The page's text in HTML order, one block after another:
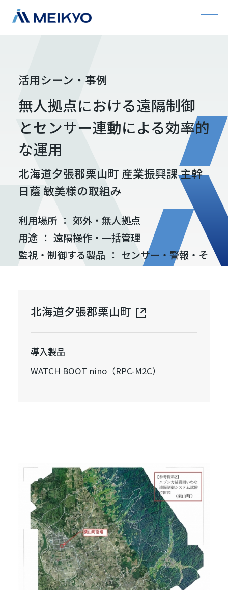
活用シーン・事例
無人拠点における遠隔制御
とセンサー連動による効率的
な運用
北海道夕張郡栗山町 産業振興課 主幹
日蔭 敏美様の取組み
利用場所 ： 郊外・無人拠点
用途 ： 遠隔操作・一括管理
監視・制御する製品 ： センサー・警報・そ
北海道夕張郡栗山町
導入製品
WATCH BOOT nino（RPC-M2C）